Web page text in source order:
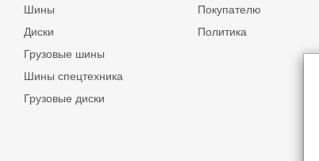
Шины
Грузовые шины
Шины спецтехника
Диски
Грузовые диски
Покупателю
Политика